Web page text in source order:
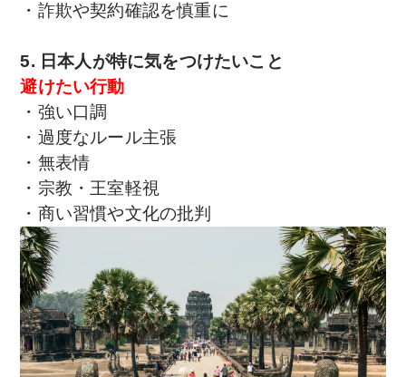
・詐欺や契約確認を慎重に
5. 日本人が特に気をつけたいこと
避けたい行動
・強い口調
・過度なルール主張
・無表情
・宗教・王室軽視
・商い習慣や文化の批判